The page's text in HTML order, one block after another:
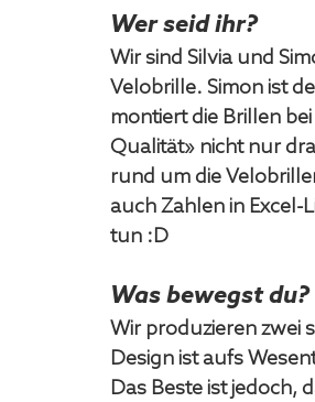
Wer seid ihr?
Wir sind Silvia und
Velobrille. Simon ist
montiert die Brillen
Qualität» nicht nur
rund um die
auch Zahlen in Excel-
tun :D
Was bewegst du?
Wir produzieren zwei
Design ist aufs
Das Beste ist jedoch,